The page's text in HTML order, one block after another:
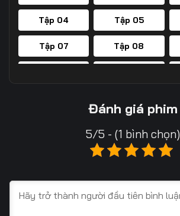
Tập 04 Tập 05
Tập 07 Tập 08
Tập 20
Tập 25 Tập 26
Đánh giá phim
5/5 - (1 bình chọn)